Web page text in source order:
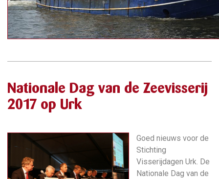
Nationale Dag van de Zeevisserij
2017 op Urk
Goed nieuws voor de
Stichting
Visserijdagen Urk. De
Nationale Dag van de